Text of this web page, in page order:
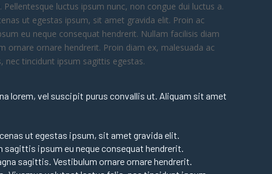
luctus ipsum nunc, non congue dui luctus a.
ut egestas ipsum, sit amet gravida elit. Proin ac
eu neque consequat hendrerit. Nullam facilisis diam
ornare ornare hendrerit. Proin diam ex, malesuada ac
nec tincidunt ipsum sagittis egestas.
lorem, vel suscipit purus convallis ut. Aliquam sit amet
ut egestas ipsum, sit amet gravida elit.
sagittis ipsum eu neque consequat hendrerit.
sagittis. Vestibulum ornare ornare hendrerit.